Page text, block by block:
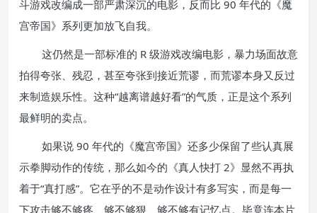
斗游戏改编成一部严肃深沉的电影，反而比 90 年代的《魔
宫帝国》系列更加放飞自我。
这仍然是一部标准的 R 级游戏改编电影，暴力场面故意
拍得夸张、残忍，甚至夸张到接近荒谬，而荒谬本身又反过
来制造娱乐性。这种“越离谱越好看”的气质，正是这个系列
最鲜明的卖点。
如果说 90 年代的《魔宫帝国》还多少保留了些认真展
示拳脚动作的传统，那么如今的《真人快打 2》显然不再执
着于“真打感”。它在乎的不是动作设计有多写实，而是每一
下攻击够不够疼、够不够狠、够不够有记忆点。毕竟连本片